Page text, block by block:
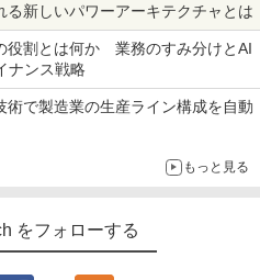
新しいパワーアーキテクチャとは
役割とは何か 業務のすみ分けとAI
ナンス戦略
術で製造業の生産ライン構成を自動
もっと見る
をフォローする